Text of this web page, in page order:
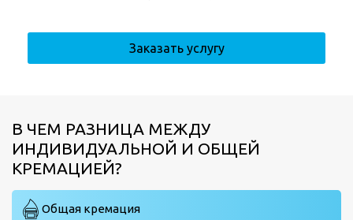
Заказать услугу
В ЧЕМ РАЗНИЦА МЕЖДУ
ИНДИВИДУАЛЬНОЙ И ОБЩЕЙ
КРЕМАЦИЕЙ?
Общая кремация